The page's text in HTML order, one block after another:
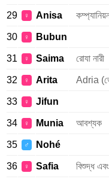
29 ♀ Anisa
30 ♀ Bubun
31 ♀ Saima রোযা নারী
32 ♀ Arita Adria
33 ♀ Jifun
34 ♀ Munia আবশ্যক
35 ♂ Nohé
36 ♀ Safia বিশুদ্ধ